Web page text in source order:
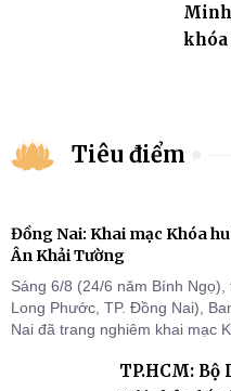
khóa
Tiêu điểm
Đồng Nai: Khai mạc Khóa
Ân Khải Tường
Sáng 6/8 (24/6 năm Bính
Long Phước, TP. Đồng Nai),
Nai đã trang nghiêm khai mạc
chỗ khu vực VII, VIII và trường
TP.HCM: Bộ